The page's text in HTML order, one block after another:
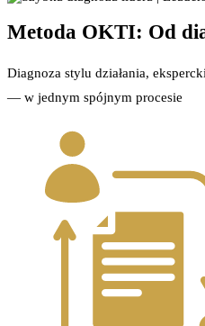
Metoda OKTI: Od
Diagnoza stylu działania,
— w jednym spójnym procesie